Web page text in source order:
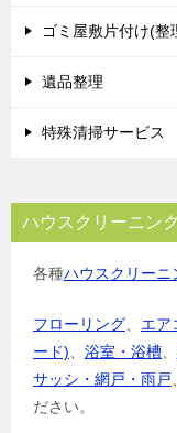
ゴミ屋敷片付け(整
遺品整理
特殊清掃サービス
ハウスクリーニン
各種ハウスクリーニ
フローリング、 エア
ード)、 浴室・浴槽、
サッシ・網戸・雨戸、
ださい。